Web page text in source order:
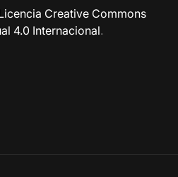
Creative Commons
4.0 Internacional.